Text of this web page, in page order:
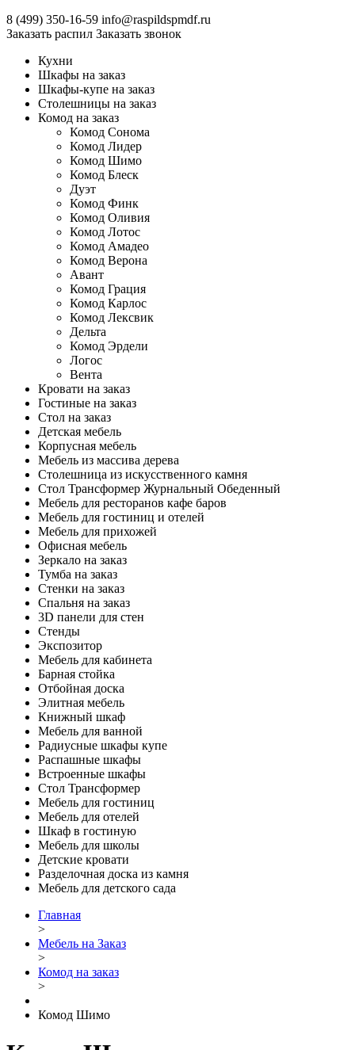
8 (499) 350-16-59 info@raspildspmdf.ru
Заказать распил Заказать звонок
Кухни
Шкафы на заказ
Шкафы-купе на заказ
Столешницы на заказ
Комод на заказ
Комод Сонома
Комод Лидер
Комод Шимо
Комод Блеск
Дуэт
Комод Финк
Комод Оливия
Комод Лотос
Комод Амадео
Комод Верона
Авант
Комод Грация
Комод Карлос
Комод Лексвик
Дельта
Комод Эрдели
Логос
Вента
Кровати на заказ
Гостиные на заказ
Стол на заказ
Детская мебель
Корпусная мебель
Мебель из массива дерева
Столешница из искусственного камня
Стол Трансформер Журнальный Обеденный
Мебель для ресторанов кафе баров
Мебель для гостиниц и отелей
Мебель для прихожей
Офисная мебель
Зеркало на заказ
Тумба на заказ
Стенки на заказ
Спальня на заказ
3D панели для стен
Стенды
Экспозитор
Мебель для кабинета
Барная стойка
Отбойная доска
Элитная мебель
Книжный шкаф
Мебель для ванной
Радиусные шкафы купе
Распашные шкафы
Встроенные шкафы
Стол Трансформер
Мебель для гостиниц
Мебель для отелей
Шкаф в гостиную
Мебель для школы
Детские кровати
Разделочная доска из камня
Мебель для детского сада
Главная
>
Мебель на Заказ
>
Комод на заказ
>
Комод Шимо